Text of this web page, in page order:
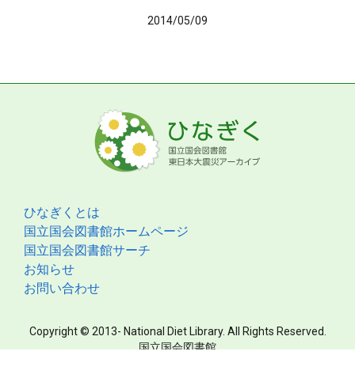
2014/05/09
ひなぎくとは
国立国会図書館ホームページ
国立国会図書館サーチ
お知らせ
お問い合わせ
Copyright © 2013- National Diet Library. All Rights Reserved.